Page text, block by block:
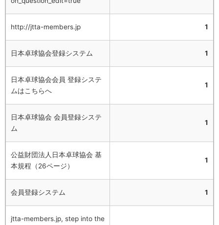
http://jtta-members.jp 1
日本卓球協会登録システム 1
日本卓球協会会員 登録システ
ムはこちらへ
1
日本卓球協会 会員登録システ
ム
1
公益財団法人日本卓球協会 基
本規程（26ページ）
1
会員登録システム 1
jtta-members.jp, step into the